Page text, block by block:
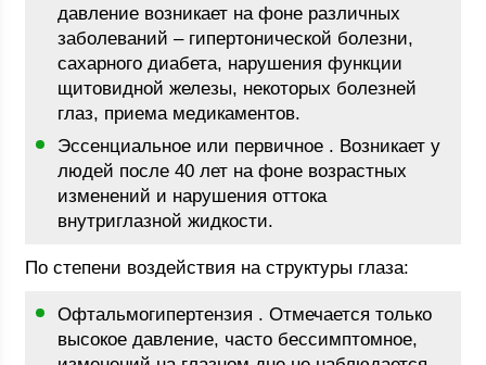
давление возникает на фоне различных
заболеваний – гипертонической болезни,
сахарного диабета, нарушения функции
щитовидной железы, некоторых болезней
глаз, приема медикаментов.
Эссенциальное или первичное . Возникает у
людей после 40 лет на фоне возрастных
изменений и нарушения оттока
внутриглазной жидкости.
По степени воздействия на структуры глаза:
Офтальмогипертензия . Отмечается только
высокое давление, часто бессимптомное,